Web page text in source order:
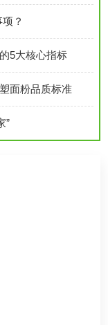
？
5大核心指标
面粉品质标准
”